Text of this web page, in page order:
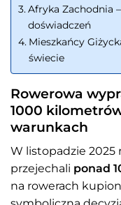
Afryka Zachodnia
doświadczeń
Mieszkańcy
świecie
Rowerowa
1000
warunkach
W listopadzie 2025
przejechali ponad
na rowerach